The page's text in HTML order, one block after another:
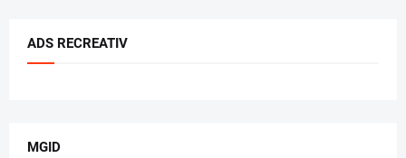
ADS RECREATIV
MGID